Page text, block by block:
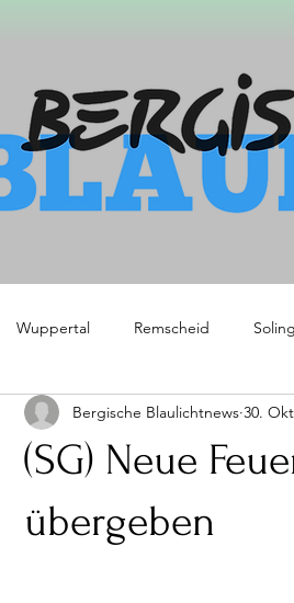
Wuppertal Remscheid
(SG) Neue
übergeben
Bergische Blaulichtnews 30.